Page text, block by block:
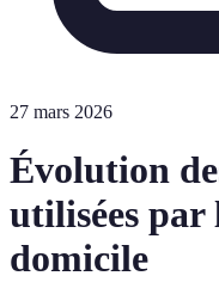
27 mars 2026
Évolution
utilisées
domicile